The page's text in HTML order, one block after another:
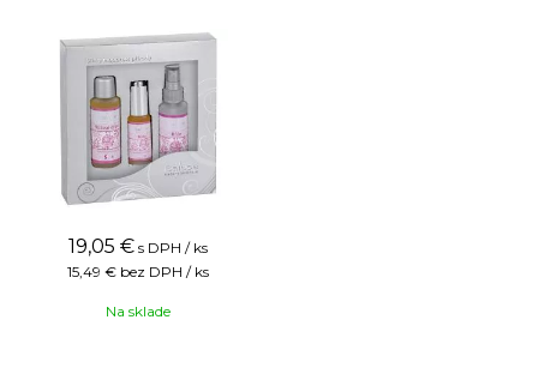
19,05 € s DPH / ks
15,49 € bez DPH / ks
Na sklade